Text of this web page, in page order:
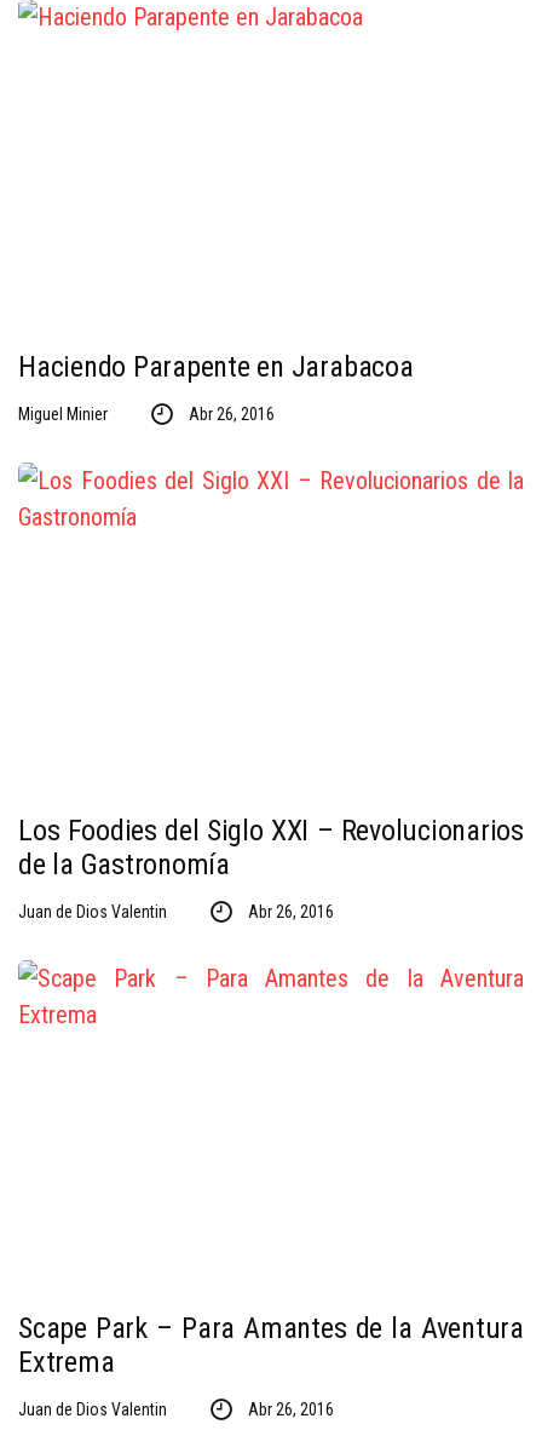
Haciendo Parapente en Jarabacoa
Miguel Minier Abr 26, 2016
Los Foodies del Siglo XXI – Revolucionarios
de la Gastronomía
Juan de Dios Valentin Abr 26, 2016
Scape Park – Para Amantes de la Aventura
Extrema
Juan de Dios Valentin Abr 26, 2016